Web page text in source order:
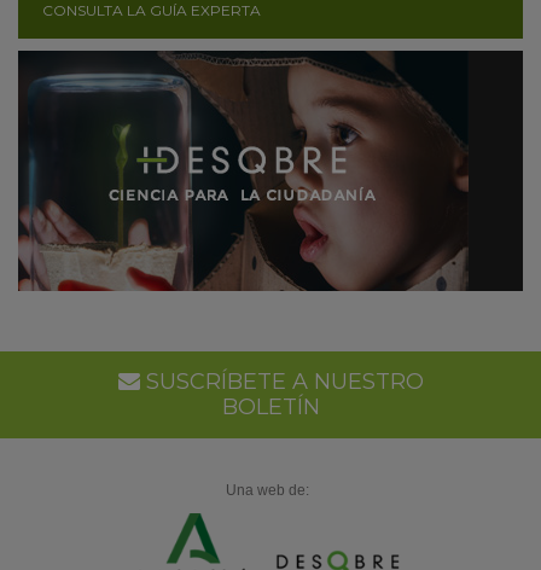
CONSULTA LA GUÍA EXPERTA
SUSCRÍBETE A NUESTRO
BOLETÍN
Una web de: